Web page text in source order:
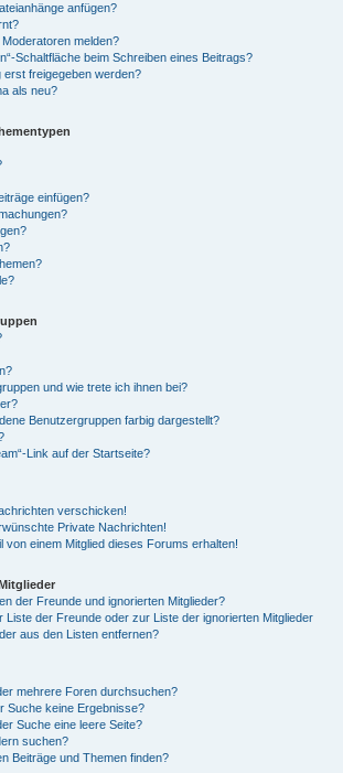
anfügen?
melden?
Schaltfläche beim Schreiben eines Beitrags?
freigegeben werden?
als neu?
einfügen?
und wie trete ich ihnen bei?
Benutzergruppen farbig dargestellt?
Link auf der Startseite?
verschicken!
Private Nachrichten!
von einem Mitglied dieses Forums erhalten!
der Freunde und ignorierten Mitglieder?
Liste der Freunde oder zur Liste der ignorierten Mitglieder
aus den Listen entfernen?
mehrere Foren durchsuchen?
Suche keine Ergebnisse?
Suche eine leere Seite?
suchen?
Beiträge und Themen finden?